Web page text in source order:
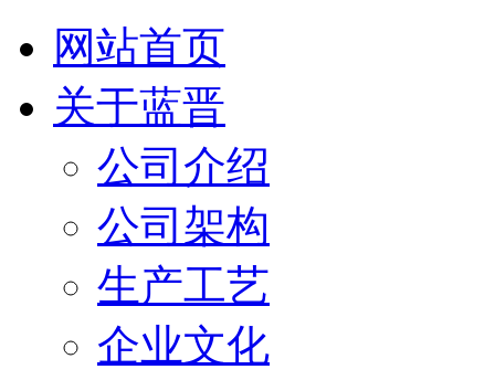
网站首页
关于蓝晋
公司介绍
公司架构
生产工艺
企业文化